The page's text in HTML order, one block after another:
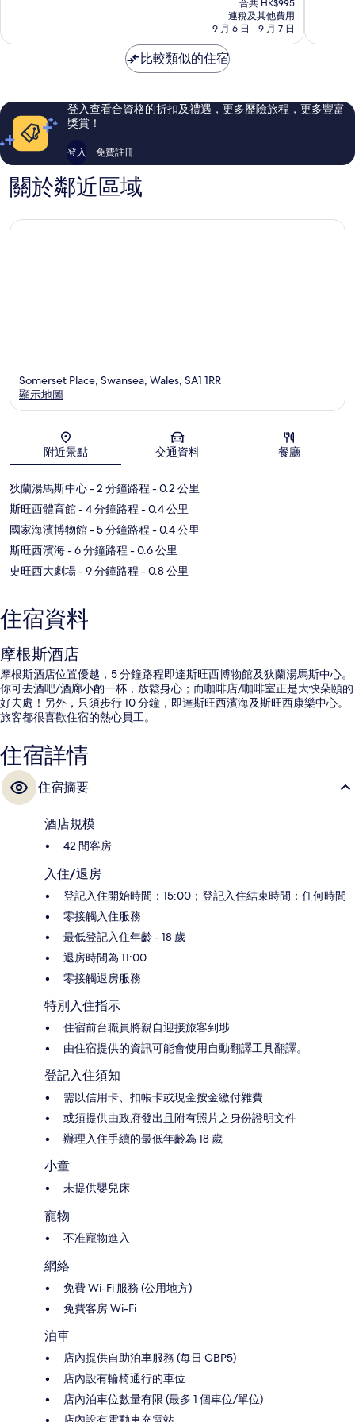
優
評
價
篇
評
HK$829
合共 HK$995
連稅及其他費用
9 月 6 日 - 9 月 7 日
瑪
不
評
價
比較類似的住宿
登入查看合資格的折扣及禮遇，更多歷險旅程，更多豐富
獎賞！
登入 免費註冊
關於鄰近區域
地圖
Somerset Place, Swansea, Wales, SA1 1RR
顯示地圖
附近景點 交通資料 餐廳
狄蘭湯馬斯中心- 2 分鐘路程 - 0.2 公里
斯旺西體育館- 4 分鐘路程 - 0.4 公里
國家海濱博物館- 5 分鐘路程 - 0.4 公里
斯旺西濱海- 6 分鐘路程 - 0.6 公里
史旺西大劇場- 9 分鐘路程 - 0.8 公里
住宿資料
摩根斯酒店
摩根斯酒店位置優越，5 分鐘路程即達斯旺西博物館及狄蘭湯馬斯中心。
你可去酒吧/酒廊小酌一杯，放鬆身心；而咖啡店/咖啡室正是大快朵頤的
好去處！另外，只須步行 10 分鐘，即達斯旺西濱海及斯旺西康樂中心。
旅客都很喜歡住宿的熱心員工。
住宿詳情
住宿摘要
酒店規模
42 間客房
入住/退房
登記入住開始時間：15:00；登記入住結束時間：任何時間
零接觸入住服務
最低登記入住年齡 - 18 歲
退房時間為 11:00
零接觸退房服務
特別入住指示
住宿前台職員將親自迎接旅客到埗
由住宿提供的資訊可能會使用自動翻譯工具翻譯。
登記入住須知
需以信用卡、扣帳卡或現金按金繳付雜費
或須提供由政府發出且附有照片之身份證明文件
辦理入住手續的最低年齡為 18 歲
小童
未提供嬰兒床
寵物
不准寵物進入
網絡
免費 Wi-Fi 服務 (公用地方)
免費客房 Wi-Fi
泊車
店內提供自助泊車服務 (每日 GBP5)
店內設有輪椅通行的車位
店內泊車位數量有限 (最多 1 個車位/單位)